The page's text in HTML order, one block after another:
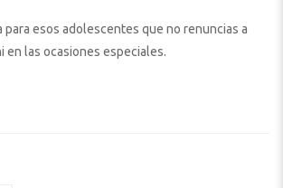
para esos adolescentes que no renuncias a
en las ocasiones especiales.